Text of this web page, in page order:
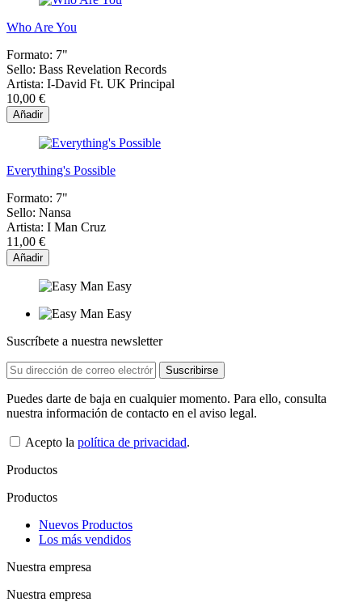
Who Are You
Formato: 7"
Sello: Bass Revelation Records
Artista: I-David Ft. UK Principal
10,00 €
Añadir
Everything's Possible
Formato: 7"
Sello: Nansa
Artista: I Man Cruz
11,00 €
Añadir
Suscríbete a nuestra newsletter
Puedes darte de baja en cualquier momento. Para ello, consulta
nuestra información de contacto en el aviso legal.
Acepto la política de privacidad.
Productos
Productos
Nuevos Productos
Los más vendidos
Nuestra empresa
Nuestra empresa